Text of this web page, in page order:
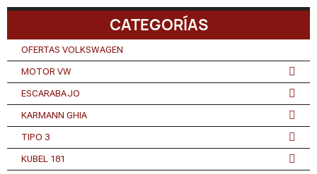
CATEGORÍAS
OFERTAS VOLKSWAGEN
MOTOR VW
ESCARABAJO
KARMANN GHIA
TIPO 3
KUBEL 181